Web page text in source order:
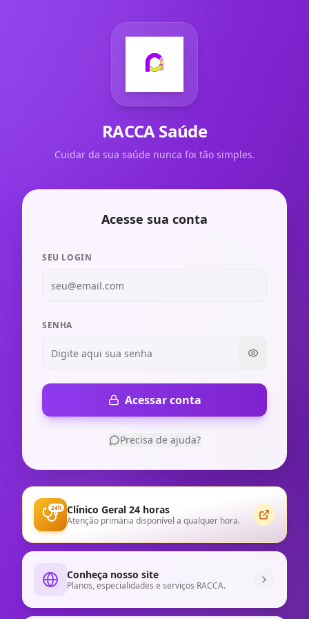
RACCA Saúde
Cuidar da sua saúde nunca foi tão simples.
Acesse sua conta
SEU LOGIN
SENHA
Mostrar
Acessar conta
Precisa de ajuda?
24h Clínico Geral 24 horas
Atenção primária disponível a qualquer hora.
Conheça nosso site
Planos, especialidades e serviços RACCA.